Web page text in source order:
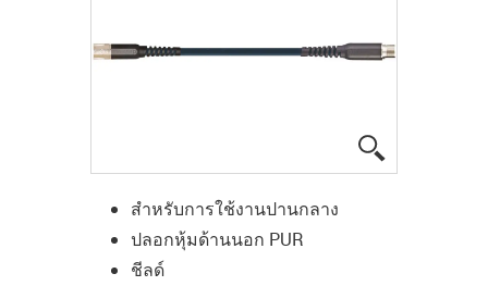
สำหรับการใช้งานปานกลาง
ปลอกหุ้มด้านนอก PUR
ชีลด์